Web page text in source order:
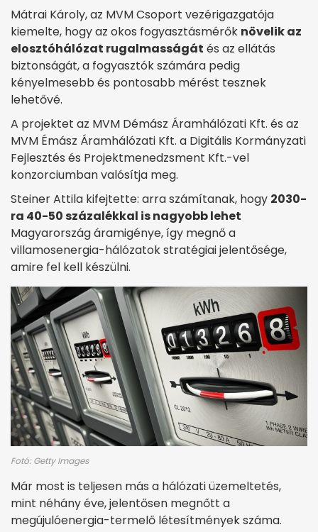
Mátrai Károly, az MVM Csoport vezérigazgatója
kiemelte, hogy az okos fogyasztásmérők növelik az
elosztóhálózat rugalmasságát és az ellátás
biztonságát, a fogyasztók számára pedig
kényelmesebb és pontosabb mérést tesznek
lehetővé.
A projektet az MVM Démász Áramhálózati Kft. és az
MVM Émász Áramhálózati Kft. a Digitális Kormányzati
Fejlesztés és Projektmenedzsment Kft.-vel
konzorciumban valósítja meg.
Steiner Attila kifejtette: arra számítanak, hogy 2030-
ra 40-50 százalékkal is nagyobb lehet
Magyarország áramigénye, így megnő a
villamosenergia-hálózatok stratégiai jelentősége,
amire fel kell készülni.
Fotó: Getty Images
Már most is teljesen más a hálózati üzemeltetés,
mint néhány éve, jelentősen megnőtt a
megújulóenergia-termelő létesítmények száma.